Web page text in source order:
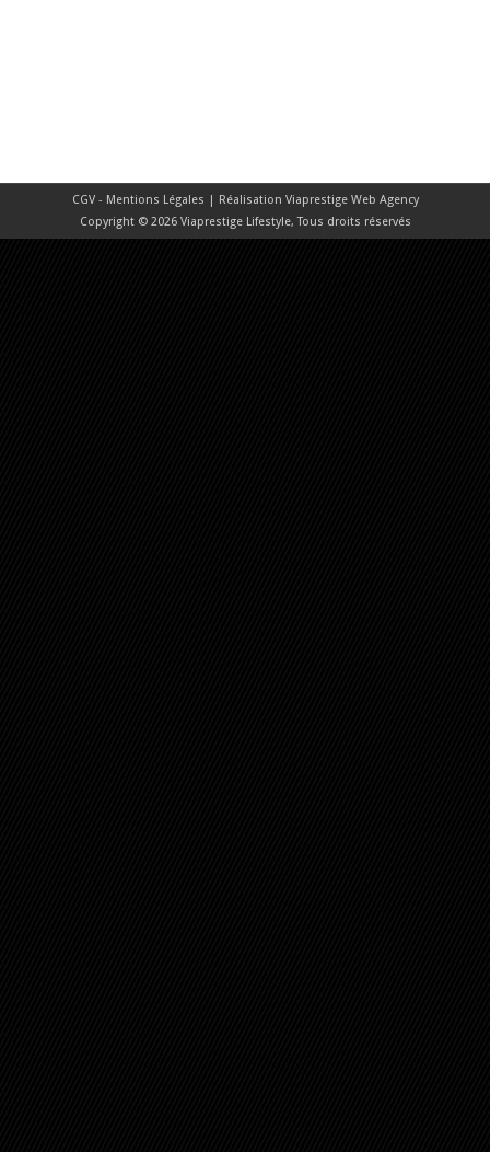
CGV - Mentions Légales | Réalisation Viaprestige Web Agency
Copyright © 2026 Viaprestige Lifestyle, Tous droits réservés